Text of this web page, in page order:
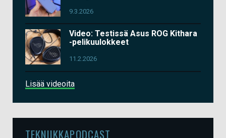
9.3.2026
Video: Testissä Asus ROG Kithara
-pelikuulokkeet
11.2.2026
Lisää videoita
TEKNIIKKAPODCAST